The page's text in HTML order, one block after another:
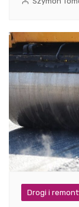
Drogi i